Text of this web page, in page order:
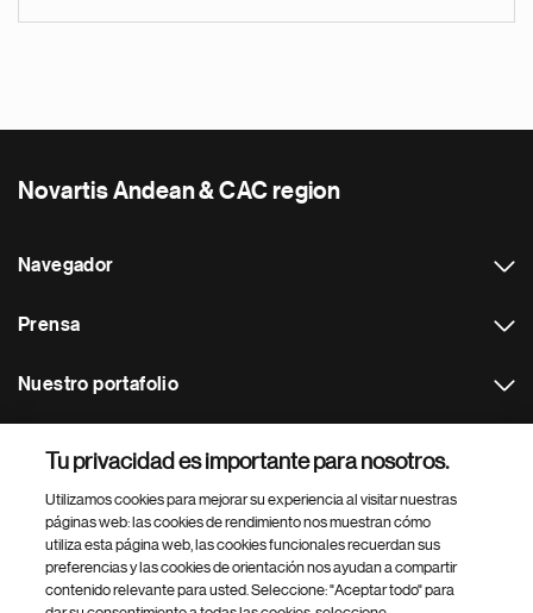
Novartis Andean & CAC region
Navegador
Prensa
Nuestro portafolio
Footer Site Search
Tu privacidad es importante para nosotros.
Utilizamos cookies para mejorar su experiencia al visitar nuestras
páginas web: las cookies de rendimiento nos muestran cómo
utiliza esta página web, las cookies funcionales recuerdan sus
preferencias y las cookies de orientación nos ayudan a compartir
contenido relevante para usted. Seleccione: "Aceptar todo" para